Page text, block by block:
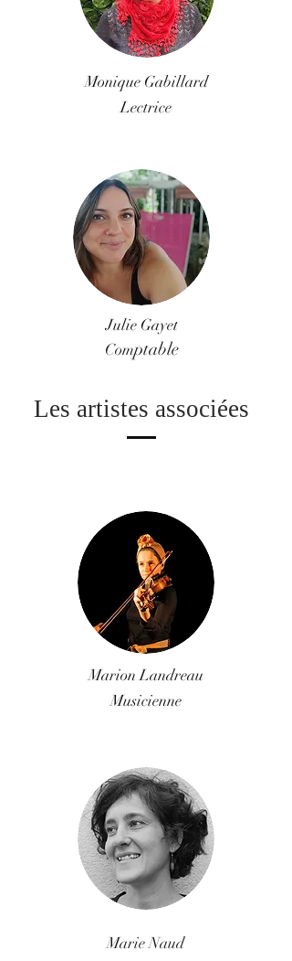
Monique Gabillard
Lectrice
Julie Gayet
Comptable
Les artistes associées
Marion Landreau
Musicienne
Marie Naud